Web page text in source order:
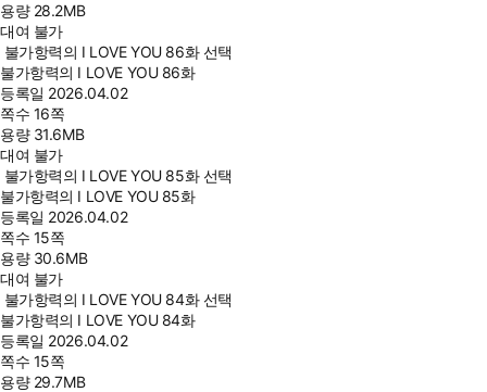
용량 28.2MB
대여 불가
불가항력의 I LOVE YOU 86화 선택
불가항력의 I LOVE YOU 86화
등록일 2026.04.02
쪽수 16쪽
용량 31.6MB
대여 불가
불가항력의 I LOVE YOU 85화 선택
불가항력의 I LOVE YOU 85화
등록일 2026.04.02
쪽수 15쪽
용량 30.6MB
대여 불가
불가항력의 I LOVE YOU 84화 선택
불가항력의 I LOVE YOU 84화
등록일 2026.04.02
쪽수 15쪽
용량 29.7MB